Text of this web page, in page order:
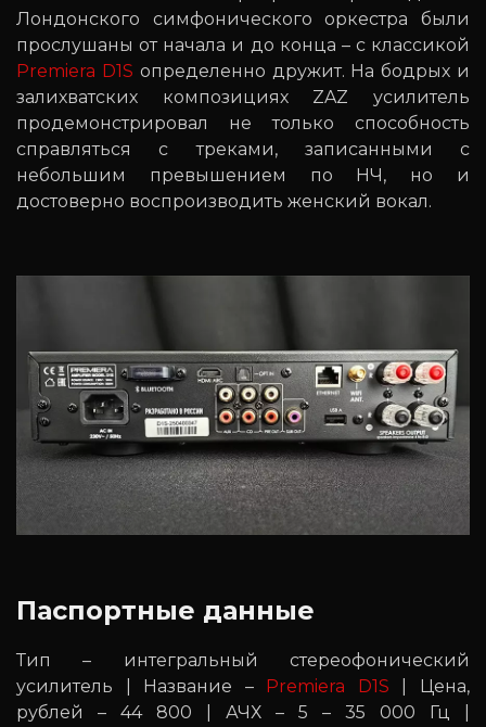
Лондонского симфонического оркестра были
прослушаны от начала и до конца – с классикой
Premiera D1S определенно дружит. На бодрых и
залихватских композициях ZAZ усилитель
продемонстрировал не только способность
справляться с треками, записанными с
небольшим превышением по НЧ, но и
достоверно воспроизводить женский вокал.
Паспортные данные
Тип – интегральный стереофонический
усилитель | Название –
Premiera D1S | Цена,
рублей – 44 800 | АЧХ – 5 – 35 000 Гц |